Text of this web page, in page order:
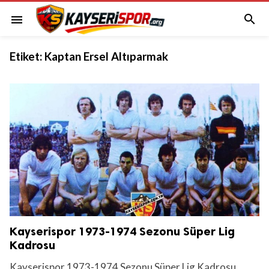
menu 
Etiket: Kaptan Ersel Altıparmak
Kayserispor 1973-1974 Sezonu Süper Lig
Kadrosu